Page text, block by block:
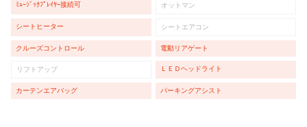
ﾐｭｰｼﾞｯｸﾌﾟﾚｲﾔｰ接続可 オットマン
シートヒーター シートエアコン
クルーズコントロール 電動リアゲート
リフトアップ ＬＥＤヘッドライト
カーテンエアバッグ パーキングアシスト